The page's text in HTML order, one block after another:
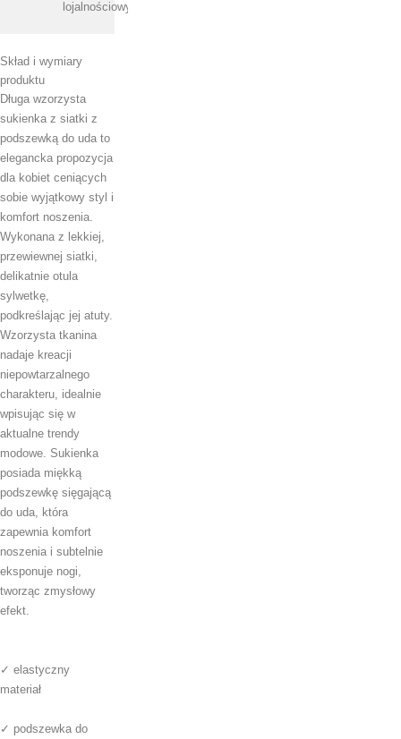
lojalnościowych.
Skład i wymiary
produktu
Długa wzorzysta
sukienka z siatki z
podszewką do uda to
elegancka propozycja
dla kobiet ceniących
sobie wyjątkowy styl i
komfort noszenia.
Wykonana z lekkiej,
przewiewnej siatki,
delikatnie otula
sylwetkę,
podkreślając jej atuty.
Wzorzysta tkanina
nadaje kreacji
niepowtarzalnego
charakteru, idealnie
wpisując się w
aktualne trendy
modowe. Sukienka
posiada miękką
podszewkę sięgającą
do uda, która
zapewnia komfort
noszenia i subtelnie
eksponuje nogi,
tworząc zmysłowy
efekt.
✓ elastyczny
materiał
✓ podszewka do